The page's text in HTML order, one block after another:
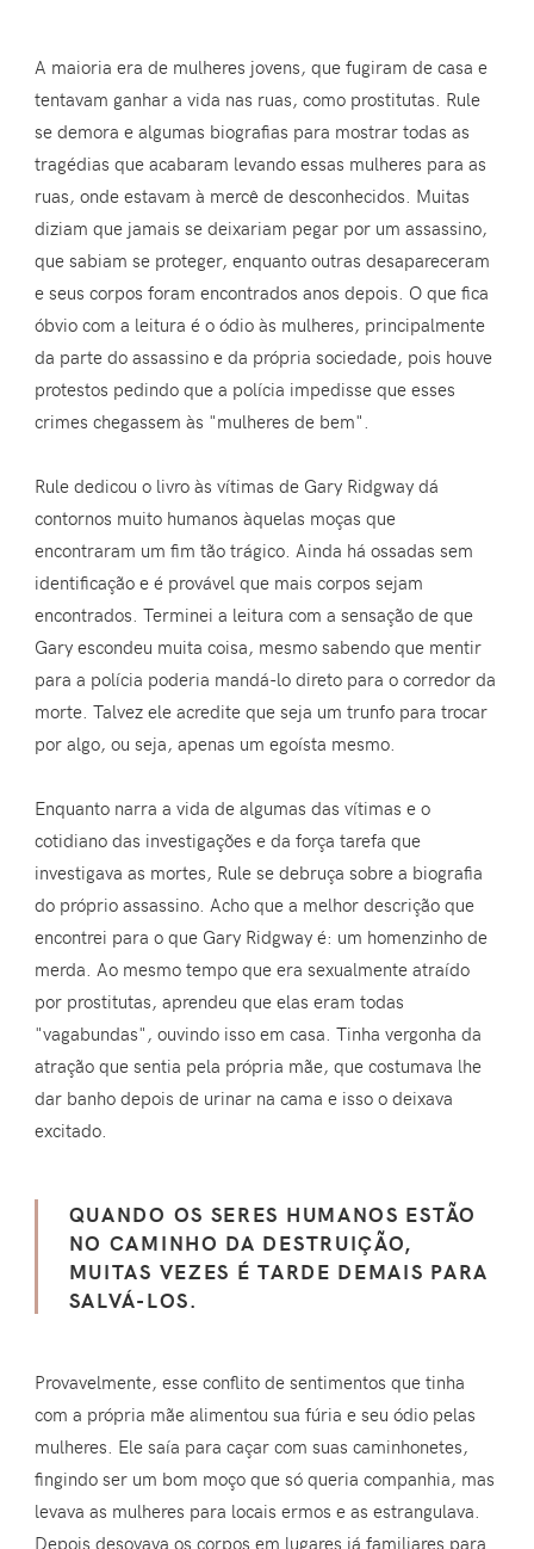
A maioria era de mulheres jovens, que fugiram de casa e
tentavam ganhar a vida nas ruas, como prostitutas. Rule
se demora e algumas biografias para mostrar todas as
tragédias que acabaram levando essas mulheres para as
ruas, onde estavam à mercê de desconhecidos. Muitas
diziam que jamais se deixariam pegar por um assassino,
que sabiam se proteger, enquanto outras desapareceram
e seus corpos foram encontrados anos depois. O que fica
óbvio com a leitura é o ódio às mulheres, principalmente
da parte do assassino e da própria sociedade, pois houve
protestos pedindo que a polícia impedisse que esses
crimes chegassem às "mulheres de bem".
Rule dedicou o livro às vítimas de Gary Ridgway dá
contornos muito humanos àquelas moças que
encontraram um fim tão trágico. Ainda há ossadas sem
identificação e é provável que mais corpos sejam
encontrados. Terminei a leitura com a sensação de que
Gary escondeu muita coisa, mesmo sabendo que mentir
para a polícia poderia mandá-lo direto para o corredor da
morte. Talvez ele acredite que seja um trunfo para trocar
por algo, ou seja, apenas um egoísta mesmo.
Enquanto narra a vida de algumas das vítimas e o
cotidiano das investigações e da força tarefa que
investigava as mortes, Rule se debruça sobre a biografia
do próprio assassino. Acho que a melhor descrição que
encontrei para o que Gary Ridgway é: um homenzinho de
merda. Ao mesmo tempo que era sexualmente atraído
por prostitutas, aprendeu que elas eram todas
"vagabundas", ouvindo isso em casa. Tinha vergonha da
atração que sentia pela própria mãe, que costumava lhe
dar banho depois de urinar na cama e isso o deixava
excitado.
QUANDO OS SERES HUMANOS ESTÃO
NO CAMINHO DA DESTRUIÇÃO,
MUITAS VEZES É TARDE DEMAIS PARA
SALVÁ-LOS.
Provavelmente, esse conflito de sentimentos que tinha
com a própria mãe alimentou sua fúria e seu ódio pelas
mulheres. Ele saía para caçar com suas caminhonetes,
fingindo ser um bom moço que só queria companhia, mas
levava as mulheres para locais ermos e as estrangulava.
Depois desovava os corpos em lugares já familiares para